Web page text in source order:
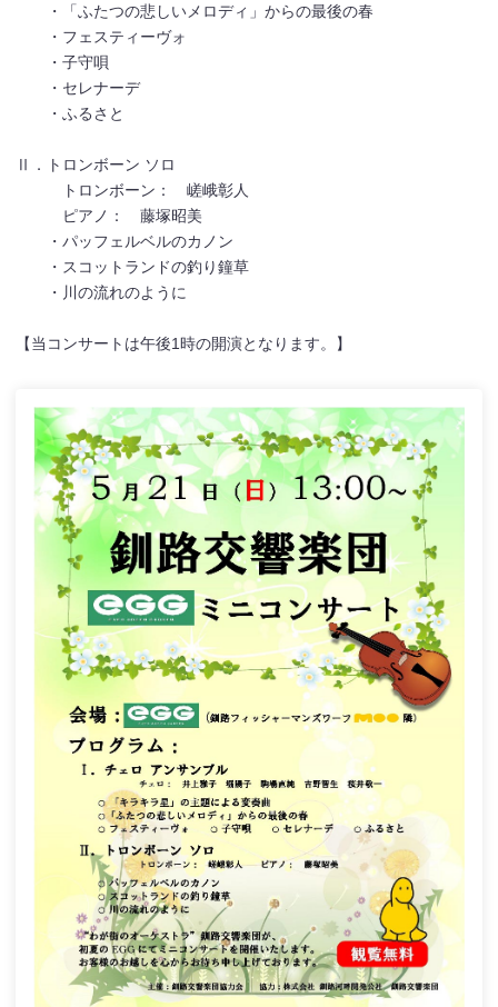
・「ふたつの悲しいメロディ」からの最後の春
・フェスティーヴォ
・子守唄
・セレナーデ
・ふるさと
Ⅱ．トロンボーン ソロ
トロンボーン： 嵯峨彰人
ピアノ： 藤塚昭美
・パッフェルベルのカノン
・スコットランドの釣り鐘草
・川の流れのように
【当コンサートは午後1時の開演となります。】